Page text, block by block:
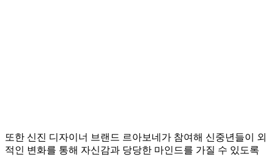
또한 신진 디자이너 브랜드 르아보네가 참여해 신중년들이 외
적인 변화를 통해 자신감과 당당한 마인드를 가질 수 있도록